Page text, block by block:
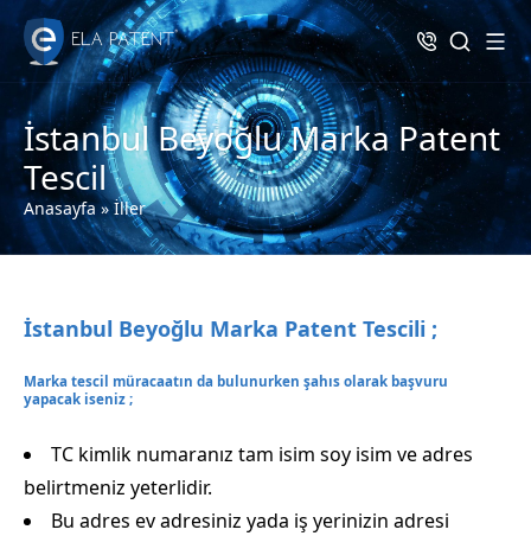
İstanbul Beyoğlu Marka Patent
Tescil
Anasayfa»İller
İstanbul Beyoğlu Marka Patent Tescili ;
Marka tescil müracaatın da bulunurken şahıs olarak başvuru
yapacak iseniz ;
TC kimlik numaranız tam isim soy isim ve adres
belirtmeniz yeterlidir.
Bu adres ev adresiniz yada iş yerinizin adresi